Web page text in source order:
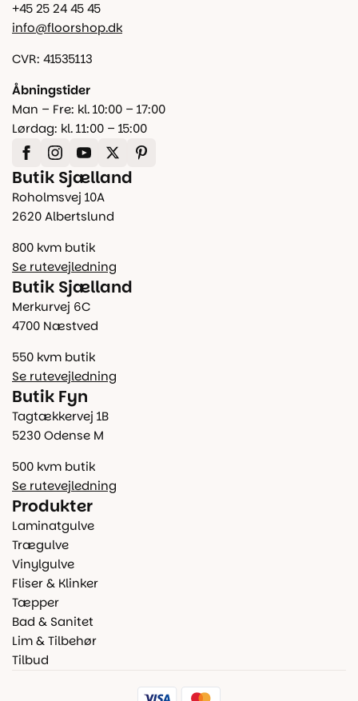
+45 25 24 45 45
info@floorshop.dk
CVR: 41535113
Åbningstider
Man – Fre: kl. 10:00 – 17:00
Lørdag: kl. 11:00 – 15:00
Butik Sjælland
Roholmsvej 10A
2620 Albertslund
800 kvm butik
Se rutevejledning
Butik Sjælland
Merkurvej 6C
4700 Næstved
550 kvm butik
Se rutevejledning
Butik Fyn
Tagtækkervej 1B
5230 Odense M
500 kvm butik
Se rutevejledning
Produkter
Laminatgulve
Trægulve
Vinylgulve
Fliser & Klinker
Tæpper
Bad & Sanitet
Lim & Tilbehør
Tilbud